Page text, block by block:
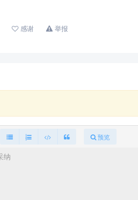
感谢 举报
预览